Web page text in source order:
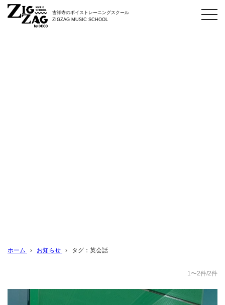
吉祥寺のボイストレーニングスクール
ZIGZAG MUSIC SCHOOL
ホーム › お知らせ › タグ：英会話
1〜2件/2件